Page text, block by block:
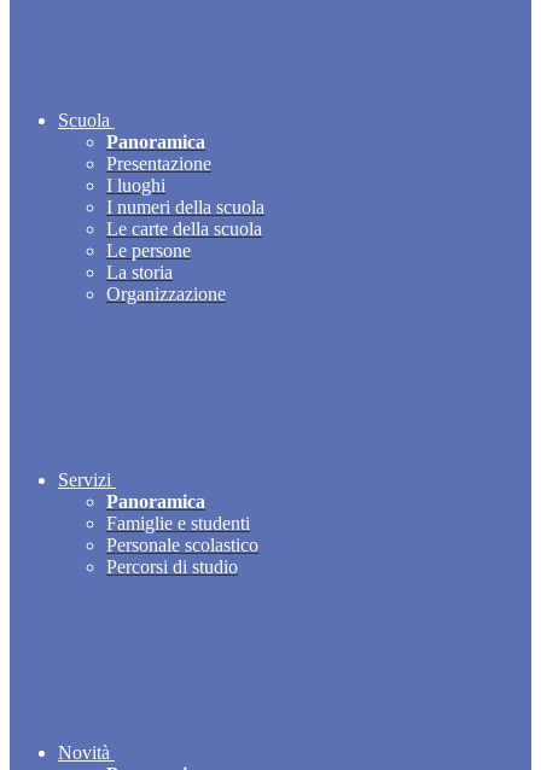
Scuola
Panoramica
Presentazione
I luoghi
I numeri della scuola
Le carte della scuola
Le persone
La storia
Organizzazione
Servizi
Panoramica
Famiglie e studenti
Personale scolastico
Percorsi di studio
Novità